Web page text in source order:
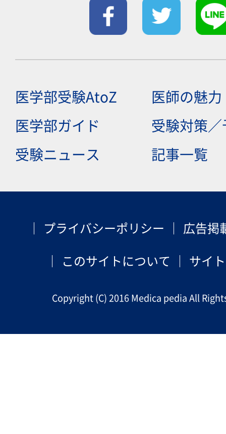
医学部受験AtoZ 医師の魅力
医学部ガイド 受験対策
受験ニュース 記事一覧
プライバシーポリシー 広告掲
このサイトについて サイ
Copyright (C) 2016 Medica pedia All